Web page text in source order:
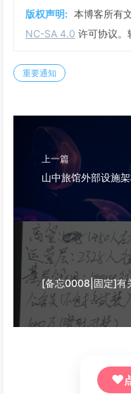
版权声明: 本博客所有
NC-SA 4.0 许可协议。
重要通知
上一篇
山中旅馆外部设施
❤